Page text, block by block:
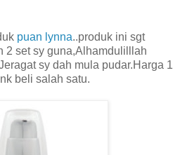
puan lynna..produk ini sgt
2 set sy guna,Alhamdulilllah
sy dah mula pudar.Harga 1
beli salah satu.